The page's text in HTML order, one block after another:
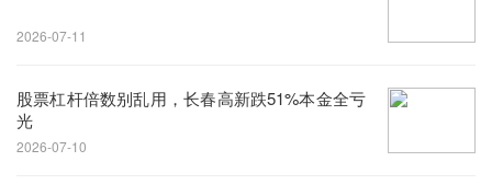
2026-07-11
股票杠杆倍数别乱用，长春高新跌51%本金全亏
光
2026-07-10